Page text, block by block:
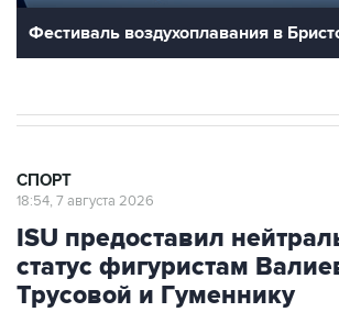
Фестиваль воздухоплавания в
СПОРТ
18:54, 7 августа 2026
ISU предоставил
статус фигуристам
Трусовой и Гуменнику